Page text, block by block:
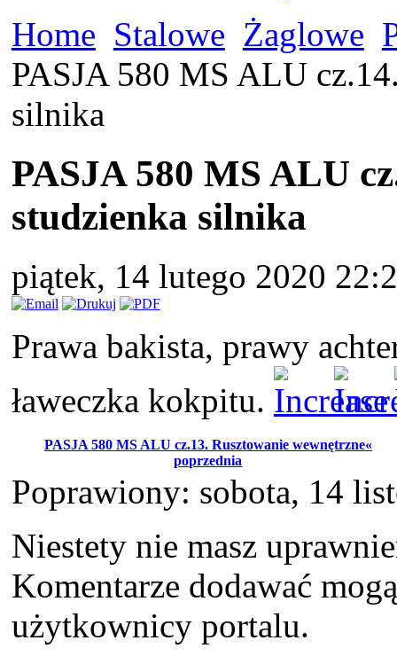
Home Stalowe Żaglowe
PASJA 580 MS ALU
silnika
PASJA 580 MS ALU
studzienka silnika
piątek, 14 lutego 2020
Prawa bakista, prawy
ławeczka kokpitu.
PASJA 580 MS ALU cz.13. Rusztowanie wewnętrzne«
poprzednia
Poprawiony: sobota, 14
Niestety nie masz
Komentarze dodawać
użytkownicy portalu.